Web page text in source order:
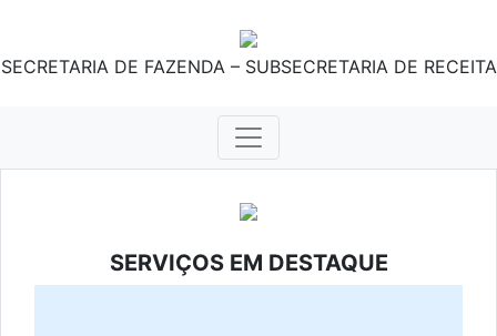
SECRETARIA DE FAZENDA – SUBSECRETARIA DE RECEITA
SERVIÇOS EM DESTAQUE